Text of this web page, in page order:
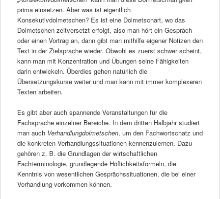
prima einsetzen. Aber was ist eigentlich
Konsekutivdolmetschen? Es ist eine Dolmetschart, wo das
Dolmetschen zeitversetzt erfolgt, also man hört ein Gespräch
oder einen Vortrag an, dann gibt man mithilfe eigener Notizen den
Text in der Zielsprache wieder. Obwohl es zuerst schwer scheint,
kann man mit Konzentration und Übungen seine Fähigkeiten
darin entwickeln. Überdies gehen natürlich die
Übersetzungskurse weiter und man kann mit immer komplexeren
Texten arbeiten.
Es gibt aber auch spannende Veranstaltungen für die
Fachsprache einzelner Bereiche. In dem dritten Halbjahr studiert
man auch Verhandlungdolmetschen, um den Fachwortschatz und
die konkreten Verhandlungssituationen kennenzulernen. Dazu
gehören z. B. die Grundlagen der wirtschaftlichen
Fachterminologie, grundlegende Höflichkeitsformeln, die
Kenntnis von wesentlichen Gesprächssituationen, die bei einer
Verhandlung vorkommen können.